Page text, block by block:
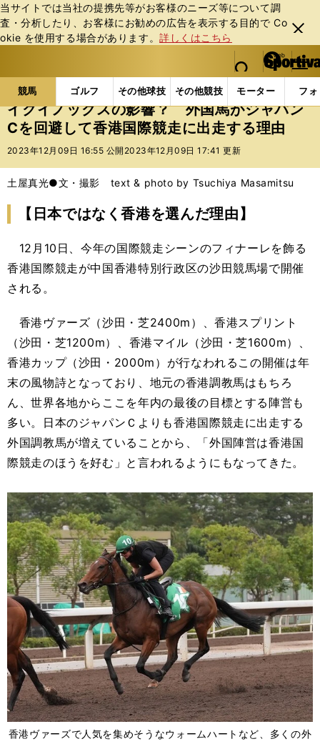
当サイトでは当社の提携先等がお客様のニーズ等について調
査・分析したり、お客様にお勧めの広告を表⽰する⽬的で Co
okie を使⽤する場合があります。詳しくはこちら
閉じ
る
web Sportiva (webスポルティーバ)
検索
マイペ
ー
ジ
メニュ
競馬 ゴルフ その他球技 その他競技 モーター フ
b
ス
ポ
ル
バ
競馬の記事一覧 競馬 イクイノックスの影響？ 外
イクイノックスの影響？ 外国馬がジャパン
Cを回避して香港国際競走に出走する理由
2023年12月09日 16:55 公開 2023年12月09日 17:41 更新
土屋真光●文・撮影 text & photo by Tsuchiya Masamitsu
【日本ではなく香港を選んだ理由】
12月10日、今年の国際競走シーンのフィナーレを飾る
香港国際競走が中国香港特別行政区の沙田競馬場で開催
される。
香港ヴァーズ（沙田・芝2400m）、香港スプリント
（沙田・芝1200m）、香港マイル（沙田・芝1600m）、
香港カップ（沙田・2000m）が行なわれるこの開催は年
末の風物詩となっており、地元の香港調教馬はもちろ
ん、世界各地からここを年内の最後の目標とする陣営も
多い。日本のジャパンＣよりも香港国際競走に出走する
外国調教馬が増えていることから、「外国陣営は香港国
際競走のほうを好む」と言われるようにもなってきた。
香港ヴァーズで人気を集めそうなウォームハートなど、多くの外